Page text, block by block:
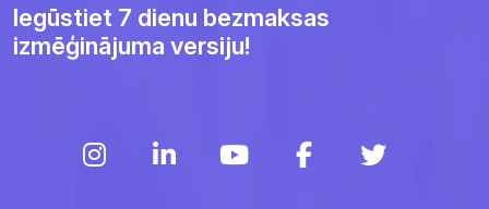
Iegūstiet 7 dienu bezmaksas
izmēģinājuma versiju!